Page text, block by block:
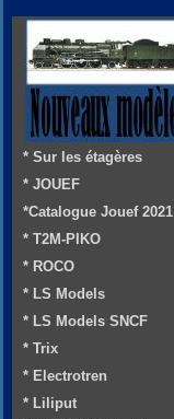
* Sur les étagères
* JOUEF
*Catalogue Jouef 2021
* T2M-PIKO
* ROCO
* LS Models
* LS Models SNCF
* Trix
* Electrotren
* Liliput